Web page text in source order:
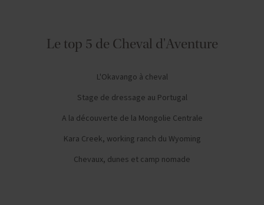
Le top 5 de Cheval d'Aventure
L'Okavango à cheval
Stage de dressage au Portugal
A la découverte de la Mongolie Centrale
Kara Creek, working ranch du Wyoming
Chevaux, dunes et camp nomade